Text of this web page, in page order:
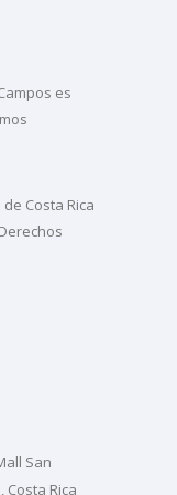
es
Costa Rica
San
Costa Rica